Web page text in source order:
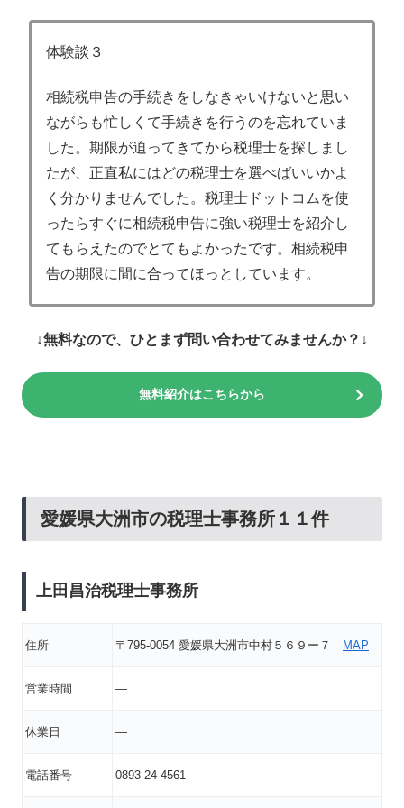
体験談３
相続税申告の手続きをしなきゃいけないと思い
ながらも忙しくて手続きを行うのを忘れていま
した。期限が迫ってきてから税理士を探しまし
たが、正直私にはどの税理士を選べばいいかよ
く分かりませんでした。税理士ドットコムを使
ったらすぐに相続税申告に強い税理士を紹介し
てもらえたのでとてもよかったです。相続税申
告の期限に間に合ってほっとしています。
↓無料なので、ひとまず問い合わせてみませんか？↓
無料紹介はこちらから
愛媛県大洲市の税理士事務所１１件
上田昌治税理士事務所
住所 〒795-0054 愛媛県大洲市中村５６９ー７ MAP
営業時間 ―
休業日 ―
電話番号 0893-24-4561